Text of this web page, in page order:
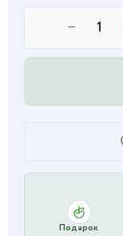
−
Подарок